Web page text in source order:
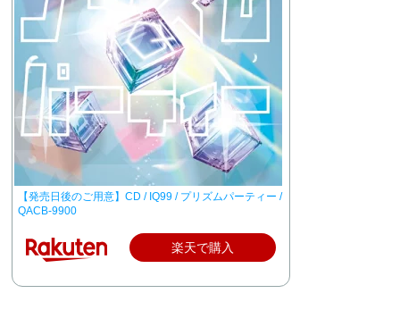
【発売日後のご用意】CD / IQ99 / プリズムパーティー /
QACB-9900
楽天で購入